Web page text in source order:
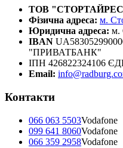
ТОВ
Фізична адреса: м.
Юридична адреса: м.
IBAN
"ПРИВАТБАНК"
ІПН 426822324106
Email:
Контакти
066 063 5503Vodafone
099 641 8060Vodafone
066 359 2958Vodafone